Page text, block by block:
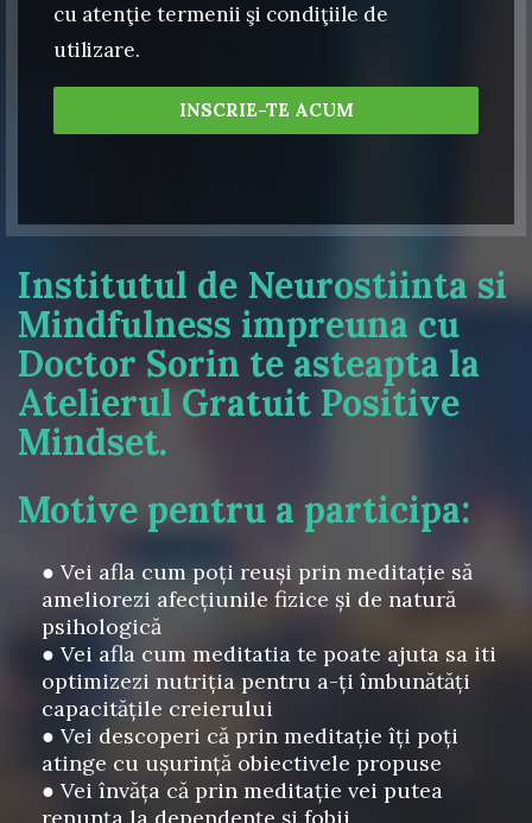
cu atenţie termenii şi condiţiile de
utilizare.
Institutul de Neurostiinta si
Mindfulness impreuna cu
Doctor Sorin te asteapta la
Atelierul Gratuit Positive
Mindset.
Motive pentru a participa:
● Vei afla cum poţi reuşi prin meditaţie să
ameliorezi afecţiunile fizice şi de natură
psihologică
● Vei afla cum meditatia te poate ajuta sa iti
optimizezi nutriţia pentru a-ţi îmbunătăţi
capacităţile creierului
● Vei descoperi că prin meditaţie îţi poţi
atinge cu uşurinţă obiectivele propuse
● Vei învăţa că prin meditaţie vei putea